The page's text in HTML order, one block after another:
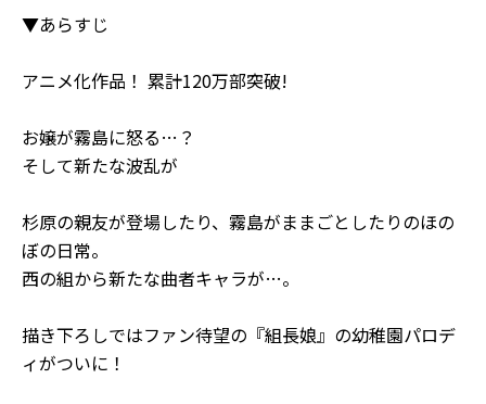
▼あらすじ
アニメ化作品！ 累計120万部突破!
お嬢が霧島に怒る…？
そして新たな波乱が――
杉原の親友が登場したり、霧島がままごとしたりのほの
ぼの日常。
西の組から新たな曲者キャラが…。
描き下ろしではファン待望の『組長娘』の幼稚園パロデ
ィがついに！